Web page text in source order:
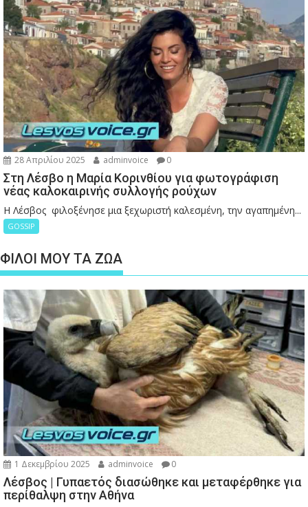
28 Απριλίου 2025 adminvoice 0
Στη Λέσβο η Μαρία Κορινθίου για φωτογράφιση
νέας καλοκαιρινής συλλογής ρούχων
Η Λέσβος φιλοξένησε μια ξεχωριστή καλεσμένη, την αγαπημένη...
GOSSIP
ΦΙΛΟΙ ΜΟΥ ΤΑ ΖΩΑ
1 Δεκεμβρίου 2025 adminvoice 0
Λέσβος | Γυπαετός διασώθηκε και μεταφέρθηκε για
περίθαλψη στην Αθήνα